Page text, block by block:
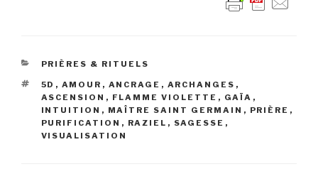
CATÉGORIES
PRIÈRES & RITUELS
ÉTIQUETTES
5D , AMOUR , ANCRAGE , ARCHANGES ,
ASCENSION , FLAMME VIOLETTE , GAÏA ,
INTUITION , MAÎTRE SAINT GERMAIN , PRIÈRE ,
PURIFICATION , RAZIEL , SAGESSE ,
VISUALISATION